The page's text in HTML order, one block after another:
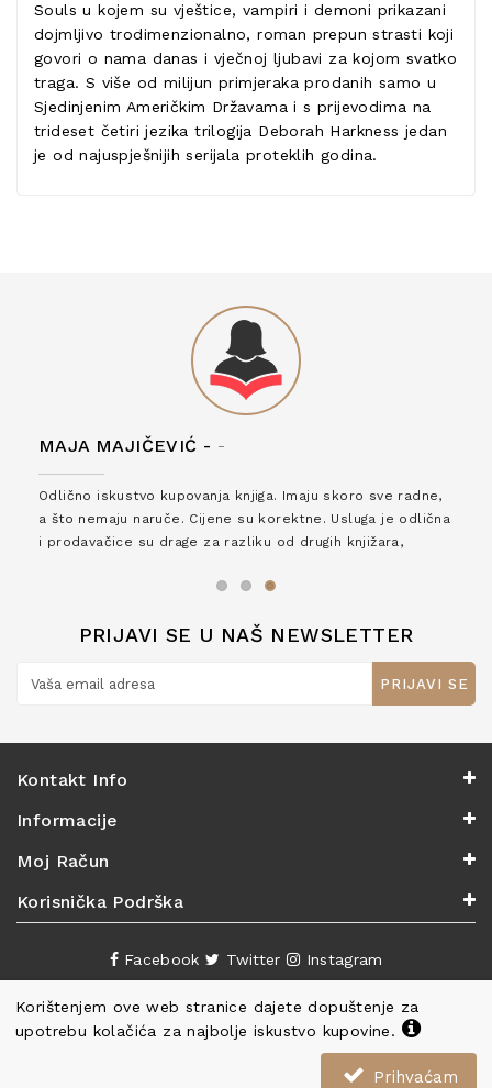
Souls u kojem su vještice, vampiri i demoni prikazani
dojmljivo trodimenzionalno, roman prepun strasti koji
govori o nama danas i vječnoj ljubavi za kojom svatko
traga. S više od milijun primjeraka prodanih samo u
Sjedinjenim Američkim Državama i s prijevodima na
trideset četiri jezika trilogija Deborah Harkness jedan
je od najuspješnijih serijala proteklih godina.
Korištenjem ove web stranice dajete dopuštenje za
upotrebu kolačića za najbolje iskustvo kupovine.
Prihvaćam
MAJA MAJIČEVIĆ - -
Odlično iskustvo kupovanja knjiga. Imaju skoro sve radne,
a što nemaju naruče. Cijene su korektne. Usluga je odlična
i prodavačice su drage za razliku od drugih knjižara,
PRIJAVI SE U NAŠ NEWSLETTER
PRIJAVI SE
Kontakt Info
Informacije
Moj Račun
Korisnička Podrška
Facebook Twitter Instagram